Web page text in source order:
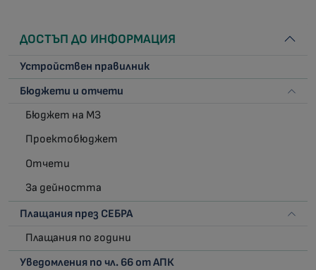
ДОСТЪП ДО ИНФОРМАЦИЯ
Устройствен правилник
Бюджети и отчети
Бюджет на МЗ
Проектобюджет
Отчети
За дейността
Плащания през СЕБРА
Плащания по години
Уведомления по чл. 66 от АПК